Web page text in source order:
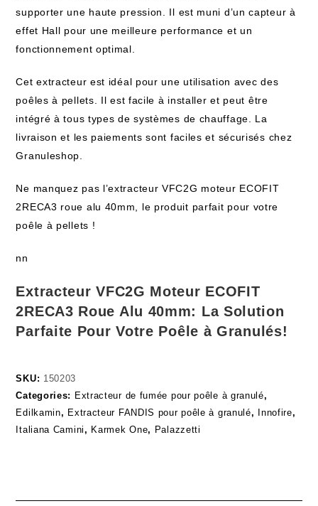
supporter une haute pression. Il est muni d’un capteur à
effet Hall pour une meilleure performance et un
fonctionnement optimal.
Cet extracteur est idéal pour une utilisation avec des
poêles à pellets. Il est facile à installer et peut être
intégré à tous types de systèmes de chauffage. La
livraison et les paiements sont faciles et sécurisés chez
Granuleshop.
Ne manquez pas l’extracteur VFC2G moteur ECOFIT
2RECA3 roue alu 40mm, le produit parfait pour votre
poêle à pellets !
nn
Extracteur VFC2G Moteur ECOFIT
2RECA3 Roue Alu 40mm: La Solution
Parfaite Pour Votre Poêle à Granulés!
SKU: 150203
Categories: Extracteur de fumée pour poêle à granulé,
Edilkamin, Extracteur FANDIS pour poêle à granulé, Innofire,
Italiana Camini, Karmek One, Palazzetti